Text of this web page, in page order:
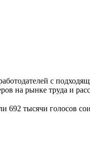
с
на рынке труда и
тысячи голосов